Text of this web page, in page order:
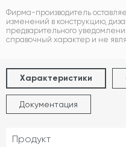
Фирма-производитель
изменений в конструкцию,
предварительного
справочный характер и не
Характеристики
Документация
Продукт